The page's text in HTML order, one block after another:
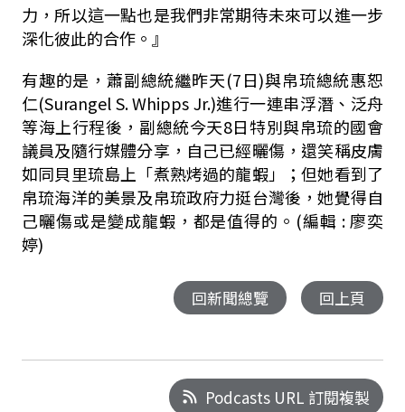
力，所以這一點也是我們非常期待未來可以進一步
深化彼此的合作。』
有趣的是，蕭副總統繼昨天(7日)與帛琉總統惠恕
仁(Surangel S. Whipps Jr.)進行一連串浮潛、泛舟
等海上行程後，副總統今天8日特別與帛琉的國會
議員及隨行媒體分享，自己已經曬傷，還笑稱皮膚
如同貝里琉島上「煮熟烤過的龍蝦」；但她看到了
帛琉海洋的美景及帛琉政府力挺台灣後，她覺得自
己曬傷或是變成龍蝦，都是值得的。 (編輯 : 廖奕
婷)
回新聞總覽 回上頁
Podcasts URL 訂閱複製